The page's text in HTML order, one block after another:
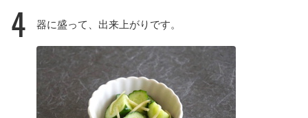
4 器に盛って、出来上がりです。